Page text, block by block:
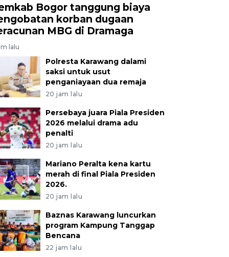
Bogor tanggung biaya
korban dugaan
MBG di Dramaga
lalu
Polresta Karawang dalami
saksi untuk usut
penganiayaan dua remaja
20 jam lalu
Persebaya juara Piala Presiden
2026 melalui drama adu
penalti
20 jam lalu
Mariano Peralta kena kartu
merah di final Piala Presiden
2026.
20 jam lalu
Baznas Karawang luncurkan
program Kampung Tanggap
Bencana
22 jam lalu